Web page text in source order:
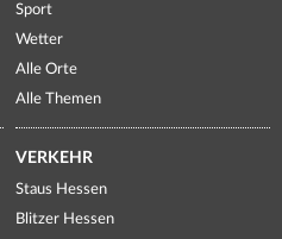
Sport
Wetter
Alle Orte
Alle Themen
VERKEHR
Staus Hessen
Blitzer Hessen